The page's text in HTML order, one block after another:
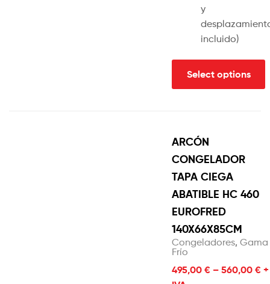
y
incluido)
Select options
ARCÓN
CONGELADOR
TAPA CIEGA
ABATIBLE HC 460
EUROFRED
140X66X85CM
Congeladores, Gama
Frío
495,00 € – 560,00 € +